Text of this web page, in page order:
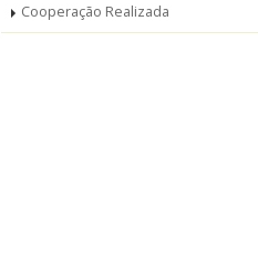
Cooperação Realizada